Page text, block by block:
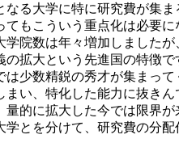
る大学に特に研究費が集
もこういう重点化は必要に
院数は年々増加しました
拡大という先進国の特徴
少数精鋭の秀才が集まっ
い、特化した能力に抜きん
的に拡大した今では限界
とを分けて、研究費の分